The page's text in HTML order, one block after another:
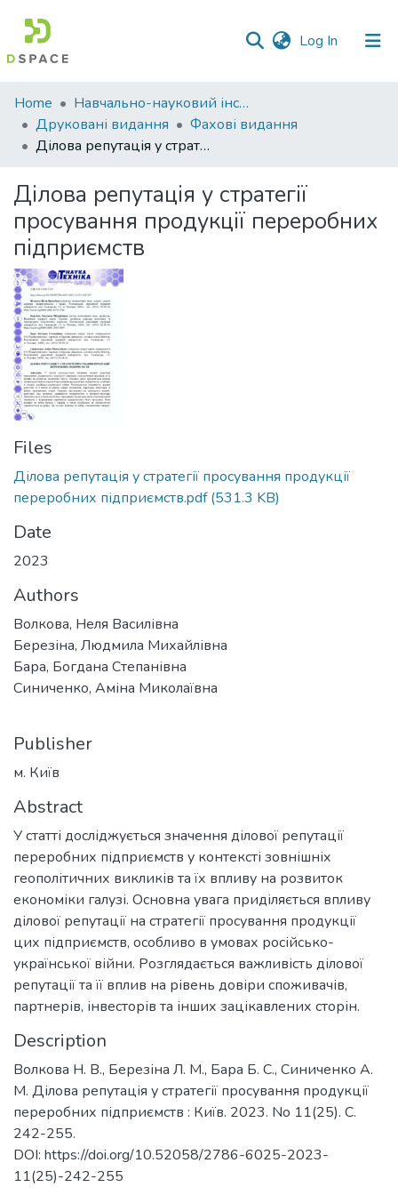
Log In (current)
Communities
&
Collections
Statistics
Home
Навчально-науковий інститут економіки, управління, права та інформаційних технологій
Друковані видання
Фахові видання
Ділова репутація у стратегії просування продукції переробних підприємств
Ділова репутація у стратегії
просування продукції переробних
підприємств
Files
Ділова репутація у стратегії просування продукції
переробних підприємств.pdf(531.3 KB)
Date
2023
Authors
Волкова, Неля Василівна
Березіна, Людмила Михайлівна
Бара, Богдана Степанівна
Синиченко, Аміна Миколаївна
Publisher
м. Київ
Abstract
У статті досліджується значення ділової репутації
переробних підприємств у контексті зовнішніх
геополітичних викликів та їх впливу на розвиток
економіки галузі. Основна увага приділяється впливу
ділової репутації на стратегії просування продукції
цих підприємств, особливо в умовах російсько-
української війни. Розглядається важливість ділової
репутації та її вплив на рівень довіри споживачів,
партнерів, інвесторів та інших зацікавлених сторін.
Description
Волкова Н. В., Березіна Л. М., Бара Б. С., Синиченко А.
М. Ділова репутація у стратегії просування продукції
переробних підприємств : Київ. 2023. No 11(25). С.
242-255.
DOI: https://doi.org/10.52058/2786-6025-2023-
11(25)-242-255